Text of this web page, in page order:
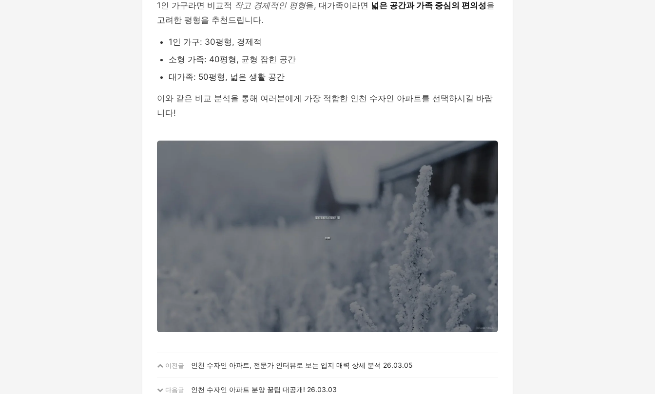
1인 가구라면 비교적 작고 경제적인 평형을, 대가족이라면 넓은 공간과 가족 중심의 편의성을
고려한 평형을 추천드립니다.
1인 가구: 30평형, 경제적
소형 가족: 40평형, 균형 잡힌 공간
대가족: 50평형, 넓은 생활 공간
이와 같은 비교 분석을 통해 여러분에게 가장 적합한 인천 수자인 아파트를 선택하시길 바랍
니다!
이전글 인천 수자인 아파트, 전문가 인터뷰로 보는 입지 매력 상세 분석 26.03.05
다음글 인천 수자인 아파트 분양 꿀팁 대공개! 26.03.03